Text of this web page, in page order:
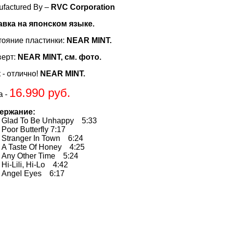
By – RVC Corporation
на японском языке.
пластинки: NEAR MINT.
NEAR MINT, см. фото.
- отлично! NEAR MINT.
- 16.990 руб.
To Be Unhappy 5:33
Butterfly 7:17
In Town 6:24
Taste Of Honey 4:25
Other Time 5:24
Lili, Hi-Lo 4:42
Eyes 6:17